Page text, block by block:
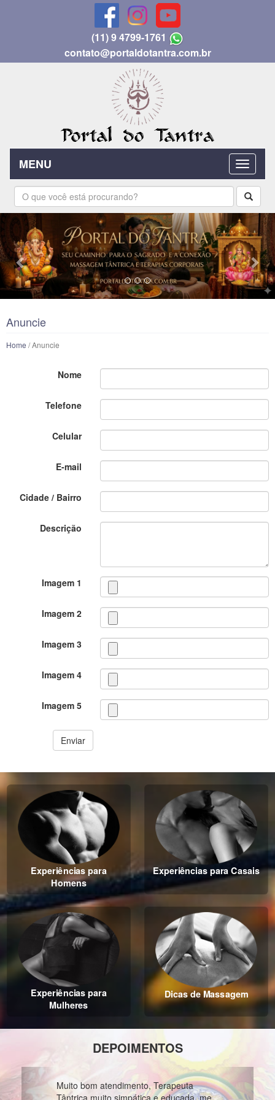
(11) 9 4799-1761
contato@portaldotantra.com.br
MENU
Previous
Anuncie
Home / Anuncie
Nome
Telefone
Celular
E-mail
Cidade / Bairro
Descrição
Imagem 1
Imagem 2
Imagem 3
Imagem 4
Imagem 5
Experiências para
Homens
Experiências para Casais
Experiências para
Mulheres
Dicas de Massagem
DEPOIMENTOS
Muito bom atendimento, Terapeuta
Tântrica muito simpática e educada, me
Previous Next